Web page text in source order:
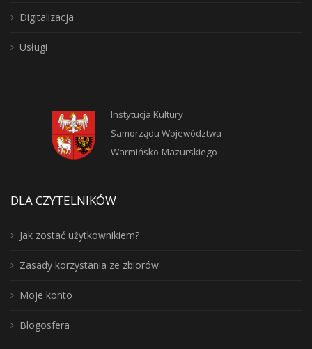
Digitalizacja
Usługi
Instytucja Kultury
Samorządu Województwa
Warmińsko-Mazurskiego
DLA CZYTELNIKÓW
Jak zostać użytkownikiem?
Zasady korzystania ze zbiorów
Moje konto
Blogosfera